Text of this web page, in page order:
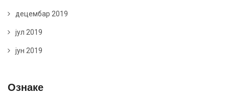
децембар 2019
јул 2019
јун 2019
Ознаке